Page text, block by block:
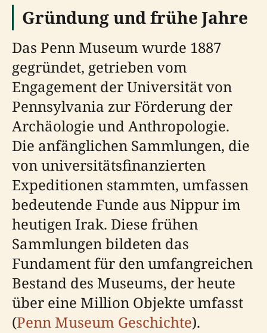
Gründung und frühe Jahre
Das Penn Museum wurde 1887
gegründet, getrieben vom
Engagement der Universität von
Pennsylvania zur Förderung der
Archäologie und Anthropologie.
Die anfänglichen Sammlungen, die
von universitätsfinanzierten
Expeditionen stammten, umfassen
bedeutende Funde aus Nippur im
heutigen Irak. Diese frühen
Sammlungen bildeten das
Fundament für den umfangreichen
Bestand des Museums, der heute
über eine Million Objekte umfasst
(Penn Museum Geschichte).